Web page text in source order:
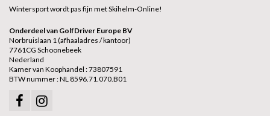
Wintersport wordt pas fijn met Skihelm-Online!
Onderdeel van GolfDriver Europe BV
Norbruislaan 1 (afhaaladres / kantoor)
7761CG Schoonebeek
Nederland
Kamer van Koophandel : 73807591
BTW nummer : NL 8596.71.070.B01